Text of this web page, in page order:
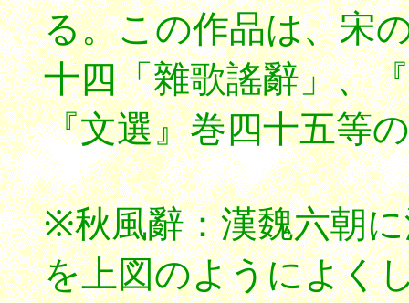
る。この作品は、宋
十四「雜歌謠辭」、
『文選』巻四十五等
※秋風辭：漢魏六朝
を上図のようによく